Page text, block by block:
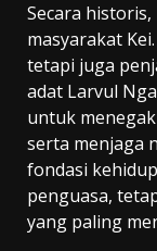
Secara
masyarakat
tetapi juga
adat Larvul
untuk
serta menjaga
fondasi
penguasa,
yang paling